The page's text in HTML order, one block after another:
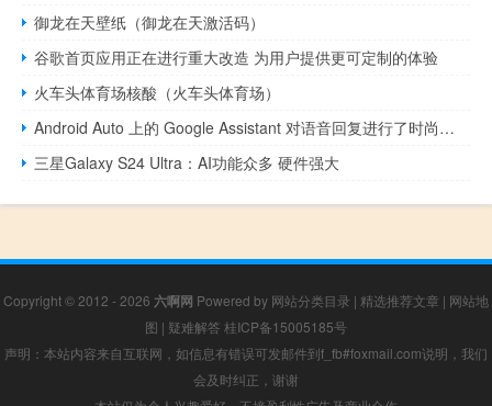
御龙在天壁纸（御龙在天激活码）
谷歌首页应用正在进行重大改造 为用户提供更可定制的体验
火车头体育场核酸（火车头体育场）
Android Auto 上的 Google Assistant 对语音回复进行了时尚的重新设计
三星Galaxy S24 Ultra：AI功能众多 硬件强大
Copyright © 2012 - 2026 六啊网 Powered by 网站分类目录 | 精选推荐文章 | 网站地
图 | 疑难解答 桂ICP备15005185号
声明：本站内容来自互联网，如信息有错误可发邮件到f_fb#foxmail.com说明，我们
会及时纠正，谢谢